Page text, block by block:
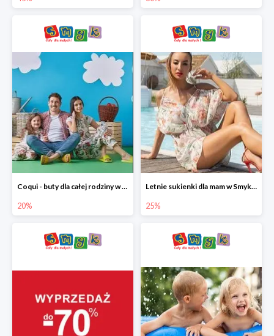
Coqui - buty dla całej rodziny w Smyku do -20%
20%
Letnie sukienki dla mam w Smyku do -25%
25%